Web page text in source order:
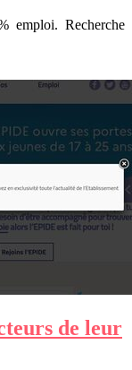
emploi. Recherche
de leur